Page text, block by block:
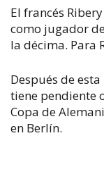
El francés
como jugador
la décima. Para
Después de
tiene pendiente
Copa de
en Berlín.